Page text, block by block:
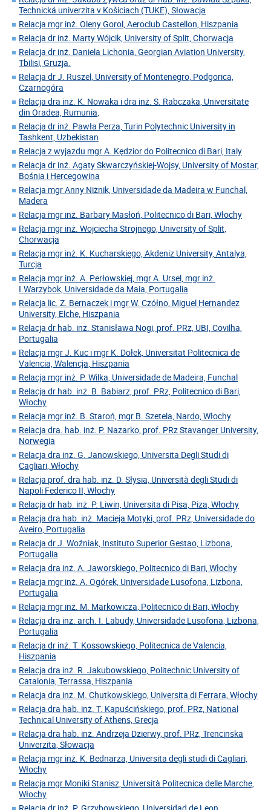
Technická univerzita v Košiciach (TUKE), Słowacja
Relacja mgr inż. Oleny Gorol, Aeroclub Castellon, Hiszpania
Relacja dr inż. Marty Wójcik, University of Split, Chorwacja
Relacja dr inż. Daniela Lichonia, Georgian Aviation University,
Tbilisi, Gruzja.
Relacja dr J. Ruszel, University of Montenegro, Podgorica,
Czarnogóra
Relacja dra inż. K. Nowaka i dra inż. S. Rabczaka, Universitate
din Oradea, Rumunia,
Relacja dr inż. Pawła Perza, Turin Polytechnic University in
Tashkent, Uzbekistan
Relacja z wyjazdu mgr A. Kędzior do Politecnico di Bari, Italy
Relacja dr inż. Agaty Skwarczyńskiej-Wojsy, University of Mostar,
Bośnia i Hercegowina
Relacja mgr Anny Niżnik, Universidade da Madeira w Funchal,
Madera
Relacja mgr inż. Barbary Masłoń, Politecnico di Bari, Włochy
Relacja mgr inż. Wojciecha Strojnego, University of Split,
Chorwacja
Relacja mgr inż. K. Kucharskiego, Akdeniz University, Antalya,
Turcja
Relacja mgr inż. A. Perłowskiej, mgr A. Ursel, mgr inż.
I.Warzybok, Universidade da Maia, Portugalia
Relacja lic. Z. Bernaczek i mgr W. Czółno, Miguel Hernandez
University, Elche, Hiszpania
Relacja dr hab. inż. Stanisława Nogi, prof. PRz, UBI, Covilha,
Portugalia
Relacja mgr J. Kuc i mgr K. Dołek, Universitat Politecnica de
Valencia, Walencja, Hiszpania
Relacja mgr inż. P. Wilka, Universidade de Madeira, Funchal
Relacja dr hab. inż. B. Babiarz, prof. PRz, Politecnico di Bari,
Włochy
Relacja mgr inż. B. Staroń, mgr B. Szetela, Nardo, Włochy
Relacja dra. hab. inż. P. Nazarko, prof. PRz Stavanger University,
Norwegia
Relacja dra inż. G. Janowskiego, Universita Degli Studi di
Cagliari, Włochy
Relacja prof. dra hab. inż. D. Słysia, Università degli Studi di
Napoli Federico II, Włochy
Relacja dr hab. inż. P. Liwin, Universita di Pisa, Piza, Włochy
Relacja dra hab. inż. Macieja Motyki, prof. PRz, Universidade do
Aveiro, Portugalia
Relacja dr J. Woźniak, Instituto Superior Gestao, Lizbona,
Portugalia
Relacja dra inż. A. Jaworskiego, Politecnico di Bari, Włochy
Relacja mgr inż. A. Ogórek, Universidade Lusofona, Lizbona,
Portugalia
Relacja mgr inż. M. Markowicza, Politecnico di Bari, Włochy
Relacja dra inż. arch. I. Labudy, Universidade Lusofona, Lizbona,
Portugalia
Relacja dr inż. T. Kossowskiego, Politecnica de Valencia,
Hiszpania
Relacja dra inż. R. Jakubowskiego, Politechnic University of
Catalonia, Terrassa, Hiszpania
Relacja dra inż. M. Chutkowskiego, Universita di Ferrara, Włochy
Relacja dra hab. inż. T. Kapuścińskiego, prof. PRz, National
Technical University of Athens, Grecja
Relacja dra hab. inż. Andrzeja Dzierwy, prof. PRz, Trencinska
Univerzita, Słowacja
Relacja mgr inż. K. Bednarza, Universita degli studi di Cagliari,
Włochy
Relacja mgr Moniki Stanisz, Università Politecnica delle Marche,
Włochy